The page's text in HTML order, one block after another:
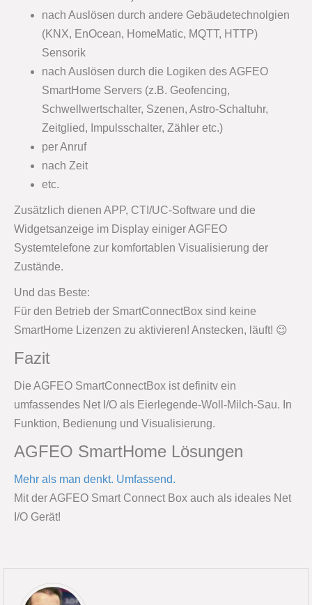
nach Auslösen durch andere Gebäudetechnolgien
(KNX, EnOcean, HomeMatic, MQTT, HTTP)
Sensorik
nach Auslösen durch die Logiken des AGFEO
SmartHome Servers (z.B. Geofencing,
Schwellwertschalter, Szenen, Astro-Schaltuhr,
Zeitglied, Impulsschalter, Zähler etc.)
per Anruf
nach Zeit
etc.
Zusätzlich dienen APP, CTI/UC-Software und die
Widgetsanzeige im Display einiger AGFEO
Systemtelefone zur komfortablen Visualisierung der
Zustände.
Und das Beste:
Für den Betrieb der SmartConnectBox sind keine
SmartHome Lizenzen zu aktivieren! Anstecken, läuft! 😉
Fazit
Die AGFEO SmartConnectBox ist definitv ein
umfassendes Net I/O als Eierlegende-Woll-Milch-Sau. In
Funktion, Bedienung und Visualisierung.
AGFEO SmartHome Lösungen
Mehr als man denkt. Umfassend.
Mit der AGFEO Smart Connect Box auch als ideales Net
I/O Gerät!